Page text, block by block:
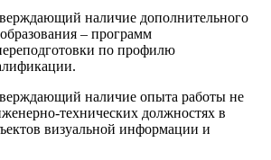
наличие дополнительного
– программ
по профилю
наличие опыта работы не
технических должностях в
визуальной информации и